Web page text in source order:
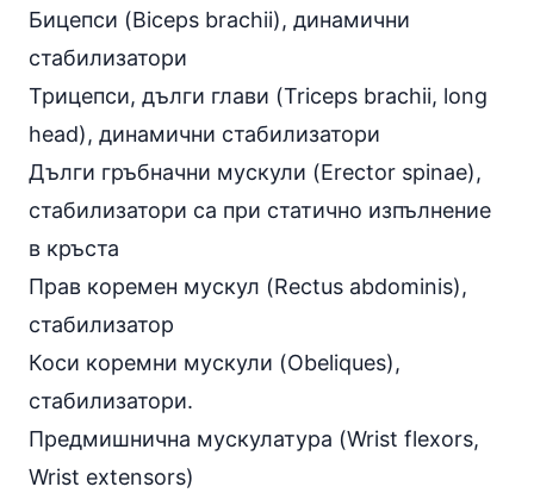
Бицепси (Biceps brachii), динамични
стабилизатори
Трицепси, дълги глави (Triceps brachii, long
head), динамични стабилизатори
Дълги гръбначни мускули (Erector spinae),
стабилизатори са при статично изпълнение
в кръста
Прав коремен мускул (Rectus abdominis),
стабилизатор
Коси коремни мускули (Obeliques),
стабилизатори.
Предмишнична мускулатура (Wrist flexors,
Wrist extensors)